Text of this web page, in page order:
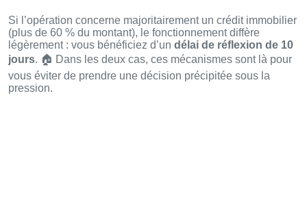
Si l’opération concerne majoritairement un crédit immobilier
(plus de 60 % du montant), le fonctionnement diffère
légèrement : vous bénéficiez d’un délai de réflexion de 10
jours. 🏠 Dans les deux cas, ces mécanismes sont là pour
vous éviter de prendre une décision précipitée sous la
pression.